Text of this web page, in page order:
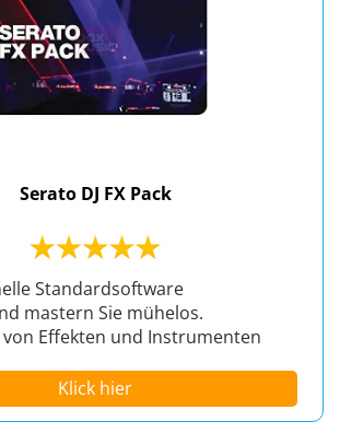
Serato DJ FX Pack
Standardsoftware
mastern Sie mühelos.
von Effekten und Instrumenten
Klick hier